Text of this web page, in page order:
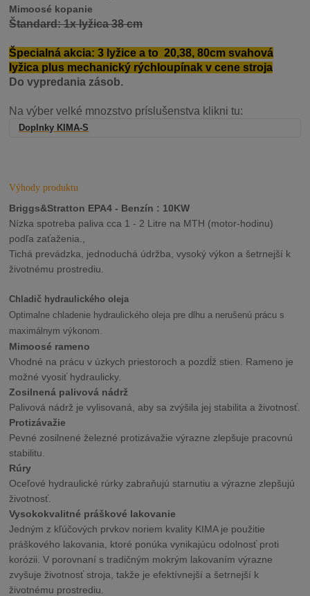
Mimoosé kopanie
Štandard: 1x lyžica 38 cm
Špecialná akcia: 3 lyžice a to 20,38, 80cm svahová
lyžica plus mechanický rýchloupínak v cene stroja
Do vypredania zásob.
Na výber velké mnozstvo príslušenstva klikni tu:
Doplnky KIMA-S
Výhody produktu
Briggs&Stratton EPA4 - Benzín : 10KW
Nízka spotreba palivacca 1 - 2 Litre na MTH (motor-hodinu)
podľa zaťaženia.
Tichá prevádzka, jednoduchá údržba,vysoký výkon a šetrnejší k
životnému prostrediu.
Chladič hydraulického oleja
Optimalne chladenie hydraulického oleja pre dlhu a nerušenú prácu s
maximálnym výkonom.
Mimoosé rameno
Vhodné na prácu v úzkych priestoroch a pozdĺž stien. Rameno je
možné vyosiť hydraulicky.
Zosilnená palivová nádrž
Palivová nádrž je vylisovaná, aby sa zvýšila jej stabilita a životnosť.
Protizávažie
Pevné zosilnené železné protizávažie výrazne zlepšuje pracovnú
stabilitu.
Rúry
Oceľové hydraulické rúrky zabraňujú starnutiu a výrazne zlepšujú
životnosť.
Vysokokvalitné práškové lakovanie
Jedným z kľúčových prvkov noriem kvality KIMA je použitie
práškového lakovania, ktoré ponúka vynikajúcu odolnosť proti
korózii. V porovnaní s tradičným mokrým lakovaním výrazne
zvyšuje životnosť stroja, takže je efektívnejší a šetrnejší k
životnému prostrediu.